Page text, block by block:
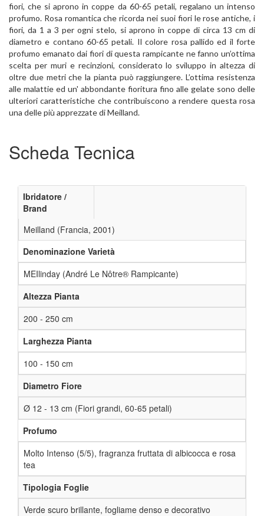
fiori, che si aprono in coppe da 60-65 petali, regalano un intenso
profumo. Rosa romantica che ricorda nei suoi fiori le rose antiche, i
fiori, da 1 a 3 per ogni stelo, si aprono in coppe di circa 13 cm di
diametro e contano 60-65 petali. Il colore rosa pallido ed il forte
profumo emanato dai fiori di questa rampicante ne fanno un’ottima
scelta per muri e recinzioni, considerato lo sviluppo in altezza di
oltre due metri che la pianta può raggiungere. L’ottima resistenza
alle malattie ed un' abbondante fioritura fino alle gelate sono delle
ulteriori caratteristiche che contribuiscono a rendere questa rosa
una delle più apprezzate di Meilland.
Scheda Tecnica
Ibridatore /
Brand
Meilland (Francia, 2001)
Denominazione Varietà
MEIlinday (André Le Nôtre® Rampicante)
Altezza Pianta
200 - 250 cm
Larghezza Pianta
100 - 150 cm
Diametro Fiore
Ø 12 - 13 cm (Fiori grandi, 60-65 petali)
Profumo
Molto Intenso (5/5), fragranza fruttata di albicocca e rosa
tea
Tipologia Foglie
Verde scuro brillante, fogliame denso e decorativo